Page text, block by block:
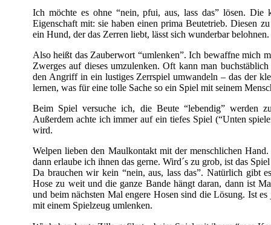
Ich möchte es ohne “nein, pfui, aus, lass das” lösen. Die
Eigenschaft mit: sie haben einen prima Beutetrieb. Diesen
ein Hund, der das Zerren liebt, lässt sich wunderbar belohnen.
Also heißt das Zauberwort “umlenken”. Ich bewaffne mich
Zwerges auf dieses umzulenken. Oft kann man
den Angriff in ein lustiges Zerrspiel umwandeln – das der
lernen, was für eine tolle Sache so ein Spiel mit seinem
Beim Spiel versuche ich, die Beute “lebendig” werden
Außerdem achte ich immer auf ein tiefes Spiel (“Unten
wird.
Welpen lieben den Maulkontakt mit der menschlichen
dann erlaube ich ihnen das gerne. Wird´s zu grob, ist das
Da brauchen wir kein “nein, aus, lass das”. Natürlich gibt
Hose zu weit und die ganze Bande hängt daran, dann ist
und beim nächsten Mal engere Hosen sind die Lösung. Ist
mit einem Spielzeug umlenken.